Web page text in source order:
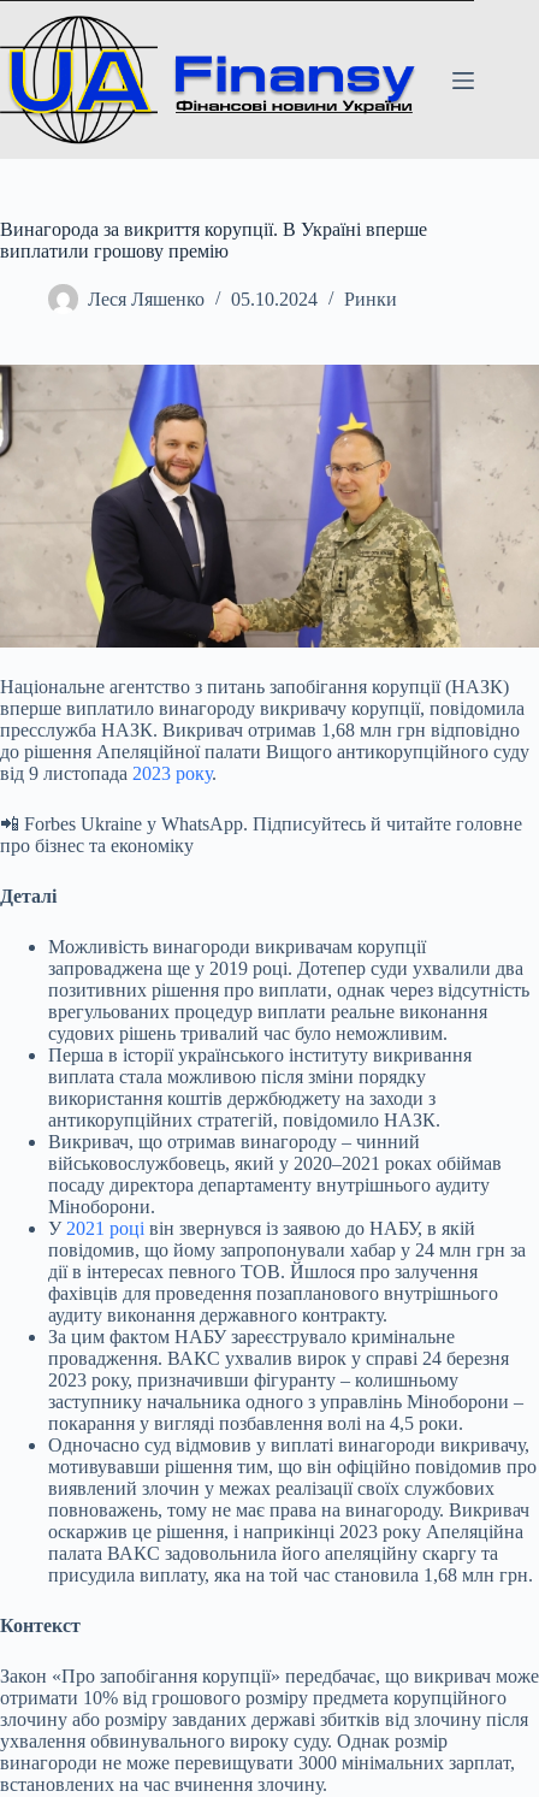
вмісту
Винагорода за викриття корупції. В Україні вперше
виплатили грошову премію
Леся Ляшенко 05.10.2024 Ринки
Національне агентство з питань запобігання корупції (НАЗК)
вперше виплатило винагороду викривачу корупції, повідомила
пресслужба НАЗК. Викривач отримав 1,68 млн грн відповідно
до рішення Апеляційної палати Вищого антикорупційного суду
від 9 листопада 2023 року.
📲 Forbes Ukraine у WhatsApp. Підписуйтесь й читайте головне
про бізнес та економіку
Деталі
Можливість винагороди викривачам корупції
запроваджена ще у 2019 році. Дотепер суди ухвалили два
позитивних рішення про виплати, однак через відсутність
врегульованих процедур виплати реальне виконання
судових рішень тривалий час було неможливим.
Перша в історії українського інституту викривання
виплата стала можливою після зміни порядку
використання коштів держбюджету на заходи з
антикорупційних стратегій, повідомило НАЗК.
Викривач, що отримав винагороду – чинний
військовослужбовець, який у 2020–2021 роках обіймав
посаду директора департаменту внутрішнього аудиту
Міноборони.
У 2021 році він звернувся із заявою до НАБУ, в якій
повідомив, що йому запропонували хабар у 24 млн грн за
дії в інтересах певного ТОВ. Йшлося про залучення
фахівців для проведення позапланового внутрішнього
аудиту виконання державного контракту.
За цим фактом НАБУ зареєструвало кримінальне
провадження. ВАКС ухвалив вирок у справі 24 березня
2023 року, призначивши фігуранту – колишньому
заступнику начальника одного з управлінь Міноборони –
покарання у вигляді позбавлення волі на 4,5 роки.
Одночасно суд відмовив у виплаті винагороди викривачу,
мотивувавши рішення тим, що він офіційно повідомив про
виявлений злочин у межах реалізації своїх службових
повноважень, тому не має права на винагороду. Викривач
оскаржив це рішення, і наприкінці 2023 року Апеляційна
палата ВАКС задовольнила його апеляційну скаргу та
присудила виплату, яка на той час становила 1,68 млн грн.
Контекст
Закон «Про запобігання корупції» передбачає, що викривач може
отримати 10% від грошового розміру предмета корупційного
злочину або розміру завданих державі збитків від злочину після
ухвалення обвинувального вироку суду. Однак розмір
винагороди не може перевищувати 3000 мінімальних зарплат,
встановлених на час вчинення злочину.